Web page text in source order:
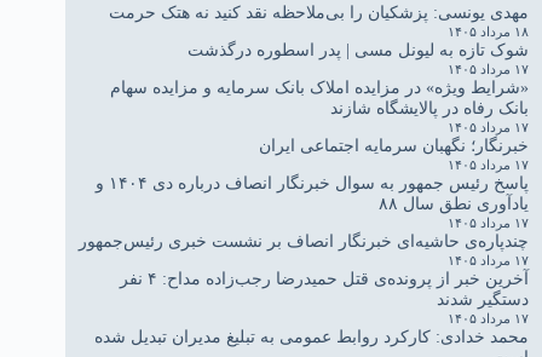
مهدی یونسی: پزشکیان را بی‌ملاحظه نقد کنید نه هتک حرمت
۱۸ مرداد ۱۴۰۵
شوک تازه به لیونل مسی | پدر اسطوره درگذشت
۱۷ مرداد ۱۴۰۵
«شرایط ویژه» در مزایده املاک بانک سرمایه و مزایده سهام
بانک رفاه در پالایشگاه شازند
۱۷ مرداد ۱۴۰۵
خبرنگار؛ نگهبان سرمایه اجتماعی ایران
۱۷ مرداد ۱۴۰۵
پاسخ رئیس جمهور به سوال خبرنگار انصاف درباره دی ۱۴۰۴ و
یادآوری نطق سال ۸۸
۱۷ مرداد ۱۴۰۵
چندپاره‌ی حاشیه‌ای خبرنگار انصاف بر نشست خبری رئیس‌جمهور
۱۷ مرداد ۱۴۰۵
آخرین خبر از پرونده‌ی قتل حمیدرضا رجب‌زاده مداح: ۴ نفر
دستگیر شدند
۱۷ مرداد ۱۴۰۵
محمد خدادی: کارکرد روابط عمومی به تبلیغ مدیران تبدیل شده